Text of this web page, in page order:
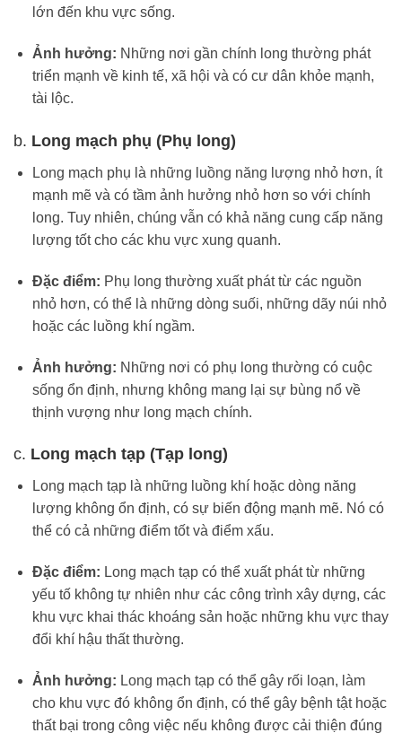
lớn đến khu vực sống.
Ảnh hưởng: Những nơi gần chính long thường phát
triển mạnh về kinh tế, xã hội và có cư dân khỏe mạnh,
tài lộc.
b. Long mạch phụ (Phụ long)
Long mạch phụ là những luồng năng lượng nhỏ hơn, ít
mạnh mẽ và có tầm ảnh hưởng nhỏ hơn so với chính
long. Tuy nhiên, chúng vẫn có khả năng cung cấp năng
lượng tốt cho các khu vực xung quanh.
Đặc điểm: Phụ long thường xuất phát từ các nguồn
nhỏ hơn, có thể là những dòng suối, những dãy núi nhỏ
hoặc các luồng khí ngầm.
Ảnh hưởng: Những nơi có phụ long thường có cuộc
sống ổn định, nhưng không mang lại sự bùng nổ về
thịnh vượng như long mạch chính.
c. Long mạch tạp (Tạp long)
Long mạch tạp là những luồng khí hoặc dòng năng
lượng không ổn định, có sự biến động mạnh mẽ. Nó có
thể có cả những điểm tốt và điểm xấu.
Đặc điểm: Long mạch tạp có thể xuất phát từ những
yếu tố không tự nhiên như các công trình xây dựng, các
khu vực khai thác khoáng sản hoặc những khu vực thay
đổi khí hậu thất thường.
Ảnh hưởng: Long mạch tạp có thể gây rối loạn, làm
cho khu vực đó không ổn định, có thể gây bệnh tật hoặc
thất bại trong công việc nếu không được cải thiện đúng